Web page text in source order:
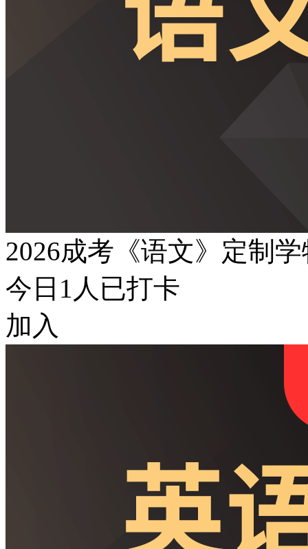
2026成考《语文》定制
今日 1 人已打卡
加入